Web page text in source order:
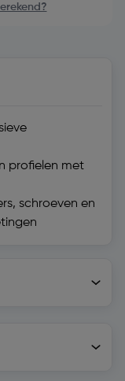
profielen met
schroeven en